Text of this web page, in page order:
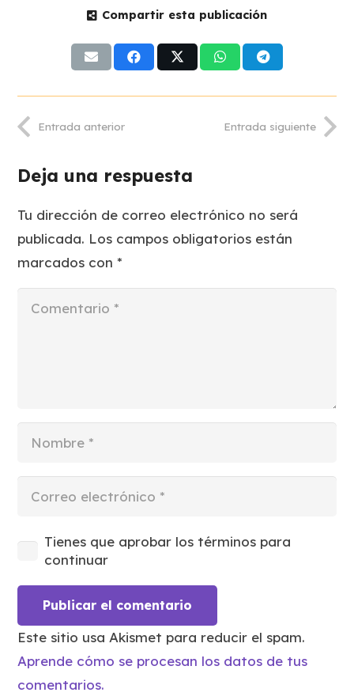
Compartir esta publicación
Entrada anterior Entrada siguiente
Deja una respuesta
Tu dirección de correo electrónico no será
publicada. Los campos obligatorios están
marcados con*
Tienes que aprobar los términos para
continuar
Publicar el comentario
Este sitio usa Akismet para reducir el spam.
Aprende cómo se procesan los datos de tus
comentarios.